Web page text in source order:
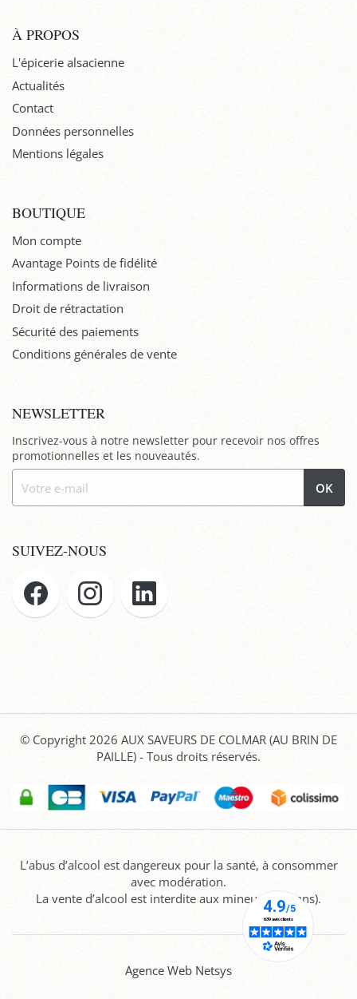
À PROPOS
L'épicerie alsacienne
Actualités
Contact
Données personnelles
Mentions légales
BOUTIQUE
Mon compte
Avantage Points de fidélité
Informations de livraison
Droit de rétractation
Sécurité des paiements
Conditions générales de vente
NEWSLETTER
Inscrivez-vous à notre newsletter pour recevoir nos offres
promotionnelles et les nouveautés.
OK
SUIVEZ-NOUS
© Copyright 2026 AUX SAVEURS DE COLMAR (AU BRIN DE
PAILLE) - Tous droits réservés.
L’abus d’alcool est dangereux pour la santé, à consommer
avec modération.
La vente d’alcool est interdite aux mineurs (-18 ans).
Agence Web Netsys